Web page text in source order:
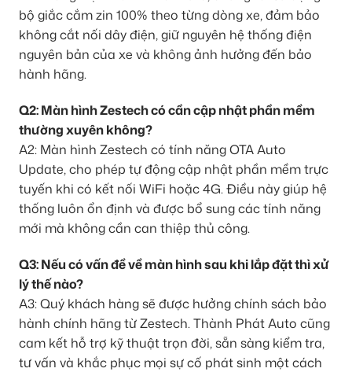
bộ giắc cắm zin 100% theo từng dòng xe, đảm bảo
không cắt nối dây điện, giữ nguyên hệ thống điện
nguyên bản của xe và không ảnh hưởng đến bảo
hành hãng.
Q2: Màn hình Zestech có cần cập nhật phần mềm
thường xuyên không?
A2: Màn hình Zestech có tính năng OTA Auto
Update, cho phép tự động cập nhật phần mềm trực
tuyến khi có kết nối WiFi hoặc 4G. Điều này giúp hệ
thống luôn ổn định và được bổ sung các tính năng
mới mà không cần can thiệp thủ công.
Q3: Nếu có vấn đề về màn hình sau khi lắp đặt thì xử
lý thế nào?
A3: Quý khách hàng sẽ được hưởng chính sách bảo
hành chính hãng từ Zestech. Thành Phát Auto cũng
cam kết hỗ trợ kỹ thuật trọn đời, sẵn sàng kiểm tra,
tư vấn và khắc phục mọi sự cố phát sinh một cách